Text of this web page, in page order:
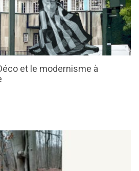
et le modernisme à